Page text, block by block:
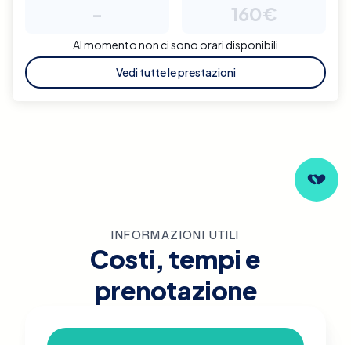
- 160€
Al momento non ci sono orari disponibili
Vedi tutte le prestazioni
INFORMAZIONI UTILI
Costi, tempi e
prenotazione